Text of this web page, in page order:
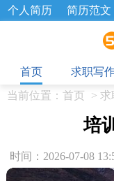
个人简历 简历范文
招聘选拔
工作总结
首页
求职写
当前位置： 首页 > 求
培
时间：2026-07-08